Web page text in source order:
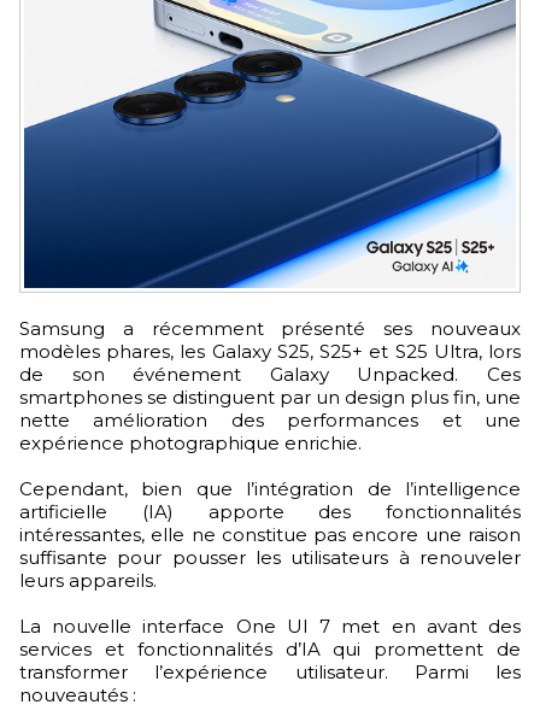
Samsung a récemment présenté ses nouveaux
modèles phares, les Galaxy S25, S25+ et S25 Ultra, lors
de son événement Galaxy Unpacked. Ces
smartphones se distinguent par un design plus fin, une
nette amélioration des performances et une
expérience photographique enrichie.
Cependant, bien que l’intégration de l’intelligence
artificielle (IA) apporte des fonctionnalités
intéressantes, elle ne constitue pas encore une raison
suffisante pour pousser les utilisateurs à renouveler
leurs appareils.
La nouvelle interface One UI 7 met en avant des
services et fonctionnalités d’IA qui promettent de
transformer l’expérience utilisateur. Parmi les
nouveautés :